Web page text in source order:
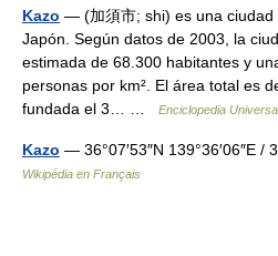
Kazo — (加須市; shi) es una ciudad
Japón. Según datos de 2003, la
estimada de 68.300 habitantes y
personas por km². El área total es
fundada el 3… …
Enciclopedia
Kazo — 36°07′53″N 139°36′06″E
Wikipédia en Français